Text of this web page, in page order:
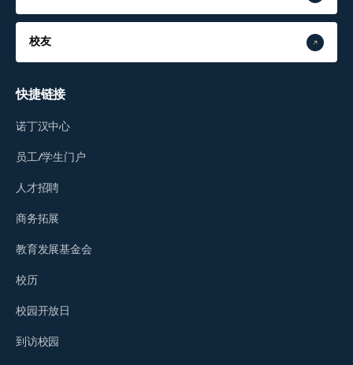
校友
快捷链接
诺丁汉中心
员工/学生门户
人才招聘
商务拓展
教育发展基金会
校历
校园开放日
到访校园